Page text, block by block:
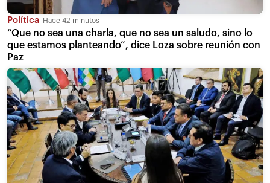
Política Hace 42 minutos
“Que no sea una charla, que no sea un saludo, sino lo
que estamos planteando”, dice Loza sobre reunión con
Paz